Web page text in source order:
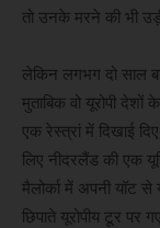
तो उनके मरने की भी
लेकिन लगभग दो साल
मुताबिक वो यूरोपी
एक रेस्त्रां में दिखाई
लिए नीदरलैंड की एक
मैलोर्का में अपनी यॉट
छिपाते यूरोपीय टूर पर